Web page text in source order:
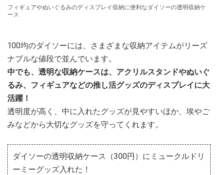
フィギュアやぬいぐるみのディスプレイ収納に便利なダイソーの透明収納ケ
ース
100均のダイソーには、さまざまな収納アイテムがリーズ
ナブルな値段で並んでいます。
中でも、透明な収納ケースは、アクリルスタンドやぬいぐ
るみ、フィギュアなどの推し活グッズのディスプレイに大
活躍！
透明度が高く、中に入れたグッズが見やすいほか、埃やご
みなどから大切なグッズを守ってくれます。
ダイソーの透明収納ケース（300円）にミュークルドリ
ーミーグッズ入れた！